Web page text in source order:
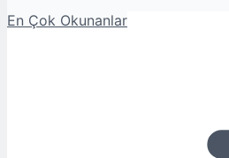
En Çok Okunanlar